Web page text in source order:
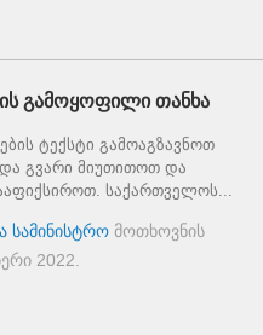
გამოყოფილი თანხა
ტექსტი გამოაგზავნოთ
გვარი მიუთითოთ და
საქართველოს...
სამინისტრო მოთხოვნის
2022